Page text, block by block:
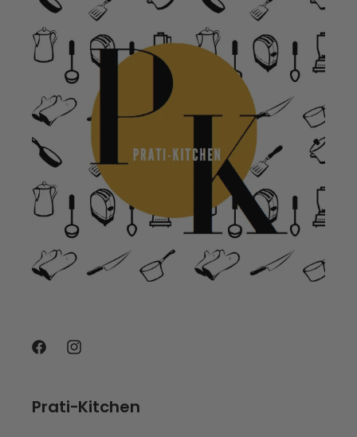
FacebookInstagram
Prati-Kitchen